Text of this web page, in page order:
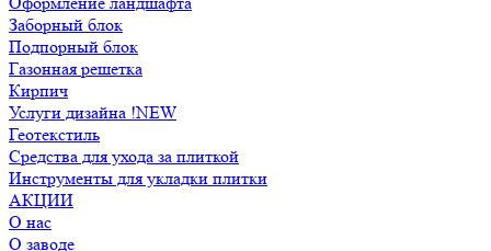
Заборный блок
Подпорный блок
Газонная решетка
Кирпич
Услуги дизайна !NEW
Геотекстиль
Средства для ухода за плиткой
Инструменты для укладки плитки
АКЦИИ
О нас
О заводе